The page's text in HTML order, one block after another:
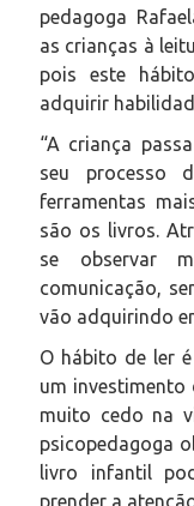
pedagoga
as crianças à
pois este
adquirir
“A criança
seu processo
ferramentas
são os livros.
se observar
comunicação,
vão adquirindo
O hábito de ler
um investimento
muito cedo na
psicopedagoga
livro infantil
prender a